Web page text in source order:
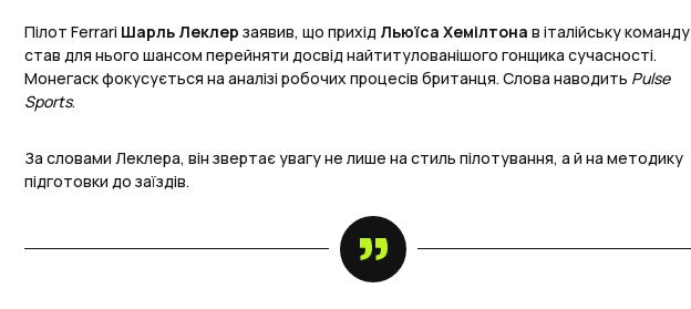
Пілот Ferrari Шарль Леклер заявив, що прихід Льюїса Хемілтона в італійську команду
став для нього шансом перейняти досвід найтитулованішого гонщика сучасності.
Монегаск фокусується на аналізі робочих процесів британця. Слова наводить Pulse
Sports.
За словами Леклера, він звертає увагу не лише на стиль пілотування, а й на методику
підготовки до заїздів.